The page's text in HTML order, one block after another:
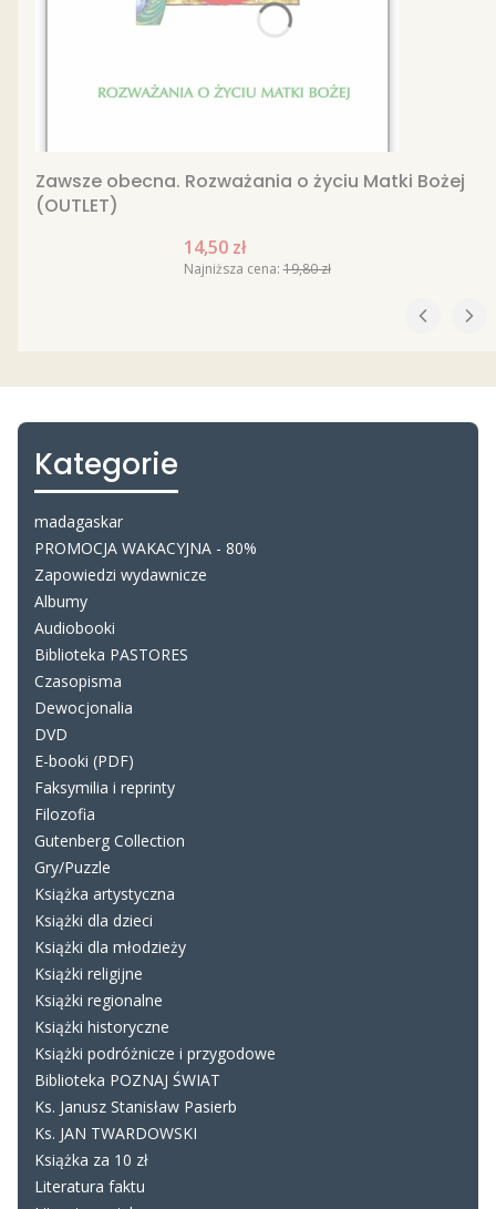
Zawsze obecna. Rozważania o życiu Matki Bożej
(OUTLET)
Cena promocyjna
14,50 zł
Najniższa cena: 19,80 zł
Kategorie
madagaskar
PROMOCJA WAKACYJNA - 80%
Zapowiedzi wydawnicze
Albumy
Audiobooki
Biblioteka PASTORES
Czasopisma
Dewocjonalia
DVD
E-booki (PDF)
Faksymilia i reprinty
Filozofia
Gutenberg Collection
Gry/Puzzle
Książka artystyczna
Książki dla dzieci
Książki dla młodzieży
Książki religijne
Książki regionalne
Książki historyczne
Książki podróżnicze i przygodowe
Biblioteka POZNAJ ŚWIAT
Ks. Janusz Stanisław Pasierb
Ks. JAN TWARDOWSKI
Książka za 10 zł
Literatura faktu